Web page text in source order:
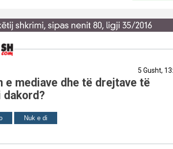
5 Gusht,
e mediave dhe të drejtave të
dakord?
Nuk e di